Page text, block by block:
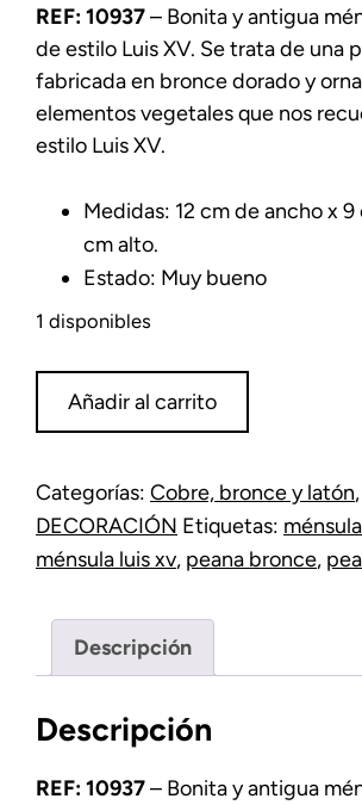
REF: 10937– Bonita y antigua
de estilo Luis XV. Se trata de una
fabricada en bronce dorado y
elementos vegetales que nos
estilo Luis XV.
Medidas: 12 cm de ancho x
cm alto.
Estado: Muy bueno
1 disponibles
bronce
cantidad
Añadir al carrito
Categorías: Cobre, bronce y latón,
DECORACIÓN Etiquetas:
ménsula luis xv, peana bronce,
Descripción
Descripción
REF: 10937– Bonita y antigua